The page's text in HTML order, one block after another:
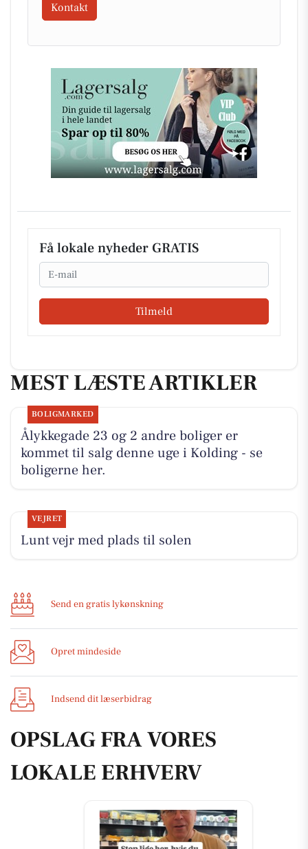
Kontakt
Få lokale nyheder GRATIS
Email
Tilmeld
MEST LÆSTE ARTIKLER
BOLIGMARKED
Ålykkegade 23 og 2 andre boliger er
kommet til salg denne uge i Kolding - se
boligerne her.
VEJRET
Lunt vejr med plads til solen
Send en gratis lykønskning
Opret mindeside
Indsend dit læserbidrag
OPSLAG FRA VORES
LOKALE ERHVERV